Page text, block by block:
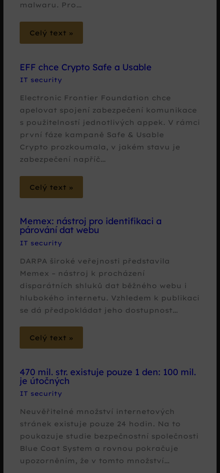
malwaru. Pro…
Celý text »
EFF chce Crypto Safe a Usable
IT security
Electronic Frontier Foundation chce
apelovat spojení zabezpečení komunikace
s použitelností jednotlivých appek. V rámci
první fáze kampaně Safe & Usable
Crypto prozkoumala, v jakém stavu je
zabezpečení napříč…
Celý text »
Memex: nástroj pro identifikaci a
párování dat webu
IT security
DARPA široké veřejnosti představila
Memex – nástroj k procházení
disparátních shluků dat běžného webu i
hlubokého internetu. Vzhledem k publikaci
se dá předpokládat jeho dostupnost…
Celý text »
470 mil. str. existuje pouze 1 den: 100 mil.
je útočných
IT security
Neuvěřitelné množství internetových
stránek existuje pouze 24 hodin. Na to
poukazuje studie bezpečnostní společnosti
Blue Coat System a rovnou pokračuje
upozorněním, že v tomto množství…